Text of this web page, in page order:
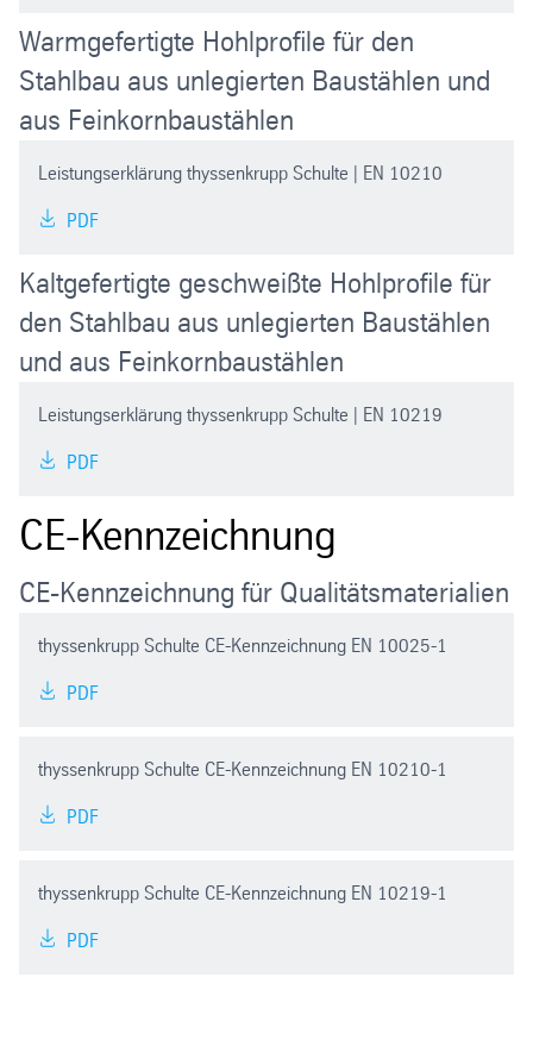
Warmgefertigte Hohlprofile für den
Stahlbau aus unlegierten Baustählen und
aus Feinkornbaustählen
Leistungserklärung thyssenkrupp Schulte | EN 10210
PDF
Kaltgefertigte geschweißte Hohlprofile für
den Stahlbau aus unlegierten Baustählen
und aus Feinkornbaustählen
Leistungserklärung thyssenkrupp Schulte | EN 10219
PDF
CE-Kennzeichnung
CE-Kennzeichnung für Qualitätsmaterialien
thyssenkrupp Schulte CE-Kennzeichnung EN 10025-1
PDF
thyssenkrupp Schulte CE-Kennzeichnung EN 10210-1
PDF
thyssenkrupp Schulte CE-Kennzeichnung EN 10219-1
PDF